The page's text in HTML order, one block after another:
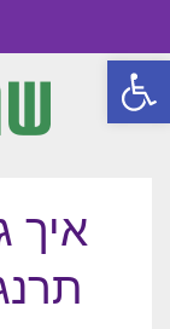
פתח סרגל נגישות
איך